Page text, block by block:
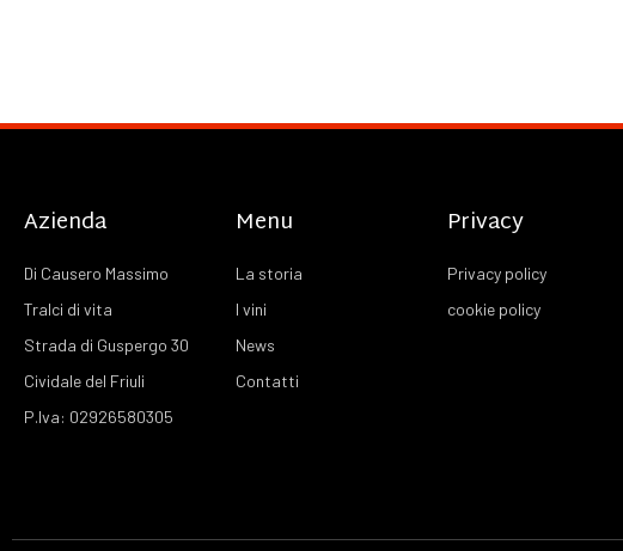
Azienda
Di Causero Massimo
Tralci di vita
Strada di Guspergo 30
Cividale del Friuli
P.Iva: 02926580305
Menu
La storia
I vini
News
Contatti
Privacy
Privacy policy
cookie policy